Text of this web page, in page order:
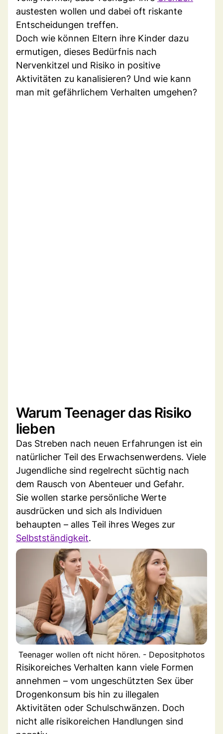
austesten wollen und dabei oft riskante
Entscheidungen treffen.
Doch wie können Eltern ihre Kinder dazu
ermutigen, dieses Bedürfnis nach
Nervenkitzel und Risiko in positive
Aktivitäten zu kanalisieren? Und wie kann
man mit gefährlichem Verhalten umgehen?
Warum Teenager das Risiko
lieben
Das Streben nach neuen Erfahrungen ist ein
natürlicher Teil des Erwachsenwerdens. Viele
Jugendliche sind regelrecht süchtig nach
dem Rausch von Abenteuer und Gefahr.
Sie wollen starke persönliche Werte
ausdrücken und sich als Individuen
behaupten – alles Teil ihres Weges zur
Selbstständigkeit.
Teenager wollen oft nicht hören. - Depositphotos
Risikoreiches Verhalten kann viele Formen
annehmen – vom ungeschützten Sex über
Drogenkonsum bis hin zu illegalen
Aktivitäten oder Schulschwänzen. Doch
nicht alle risikoreichen Handlungen sind